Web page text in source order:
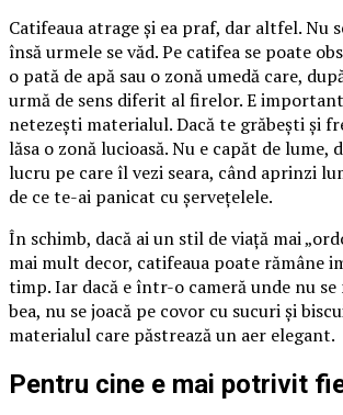
Catifeaua atrage și ea praf, dar altfel. Nu
însă urmele se văd. Pe catifea se poate
o pată de apă sau o zonă umedă care,
urmă de sens diferit al firelor. E
netezești materialul. Dacă te grăbești și
lăsa o zonă lucioasă. Nu e capăt de lume,
lucru pe care îl vezi seara, când aprinzi
de ce te-ai panicat cu șervețelele.
În schimb, dacă ai un stil de viață mai
mai mult decor, catifeaua poate rămâne
timp. Iar dacă e într-o cameră unde nu se
bea, nu se joacă pe covor cu sucuri și
materialul care păstrează un aer elegant.
Pentru cine e mai potrivit